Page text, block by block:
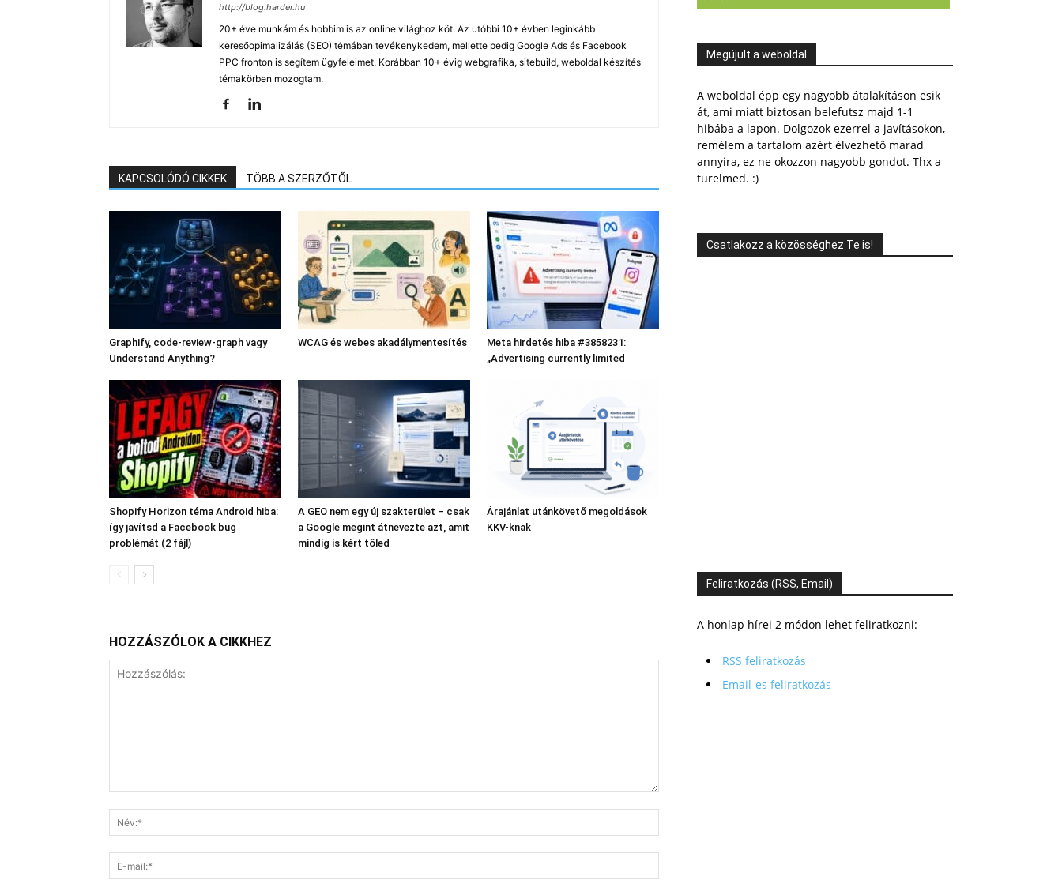
http://blog.harder.hu
20+ éve munkám és hobbim is az online világhoz köt. Az utóbbi 10+ évben leginkább
keresőopimalizálás (SEO) témában tevékenykedem, mellette pedig Google Ads és Facebook
PPC fronton is segítem ügyfeleimet. Korábban 10+ évig webgrafika, sitebuild, weboldal készítés
témakörben mozogtam.
KAPCSOLÓDÓ CIKKEK TÖBB A SZERZŐTŐL
Graphify, code-review-graph vagy
Understand Anything?
WCAG és webes akadálymentesítés
Meta hirdetés hiba #3858231:
„Advertising currently limited
Shopify Horizon téma Android hiba:
így javítsd a Facebook bug
problémát (2 fájl)
A GEO nem egy új szakterület – csak
a Google megint átnevezte azt, amit
mindig is kért tőled
Árajánlat utánkövető megoldások
KKV-knak
HOZZÁSZÓLOK A CIKKHEZ
Megújult a weboldal
A weboldal épp egy nagyobb átalakításon esik
át, ami miatt biztosan belefutsz majd 1-1
hibába a lapon. Dolgozok ezerrel a javításokon,
remélem a tartalom azért élvezhető marad
annyira, ez ne okozzon nagyobb gondot. Thx a
türelmed. :)
Csatlakozz a közösséghez Te is!
Feliratkozás (RSS, Email)
A honlap hírei 2 módon lehet feliratkozni:
RSS feliratkozás
Email-es feliratkozás